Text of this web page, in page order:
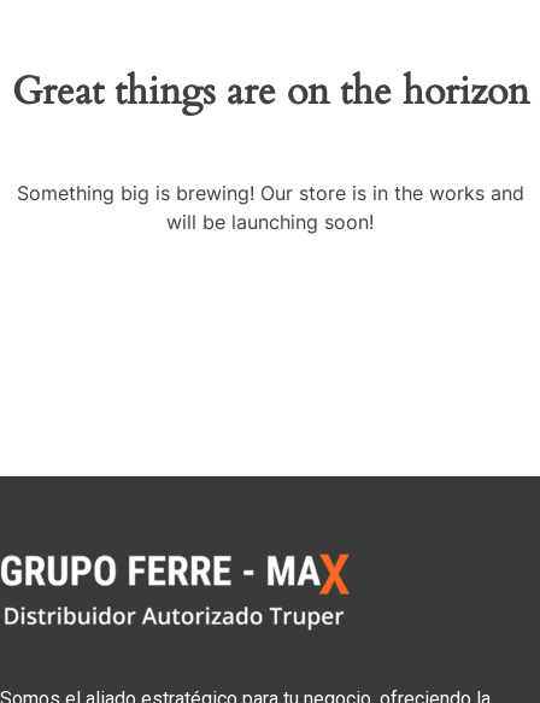
Great things are on the horizon
Something big is brewing! Our store is in the works and
will be launching soon!
Somos el aliado estratégico para tu negocio, ofreciendo la